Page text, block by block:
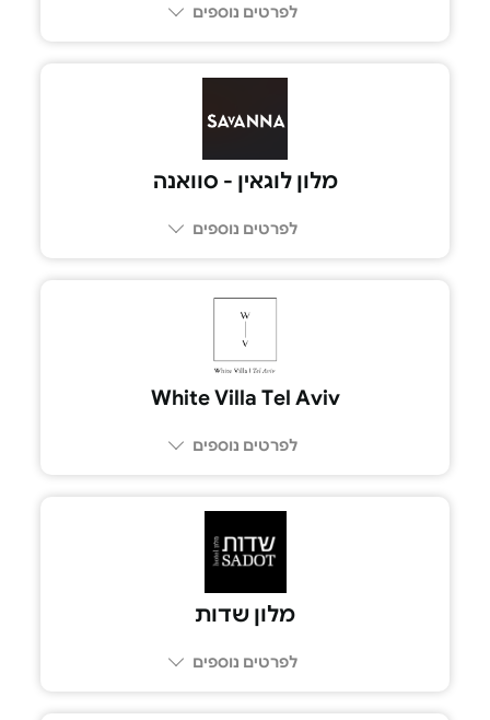
לפרטים נוספים
מלון לוגאין - סוואנה
לפרטים נוספים
White Villa Tel Aviv
לפרטים נוספים
מלון שדות
לפרטים נוספים